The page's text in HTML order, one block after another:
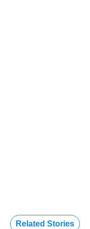
Related Stories